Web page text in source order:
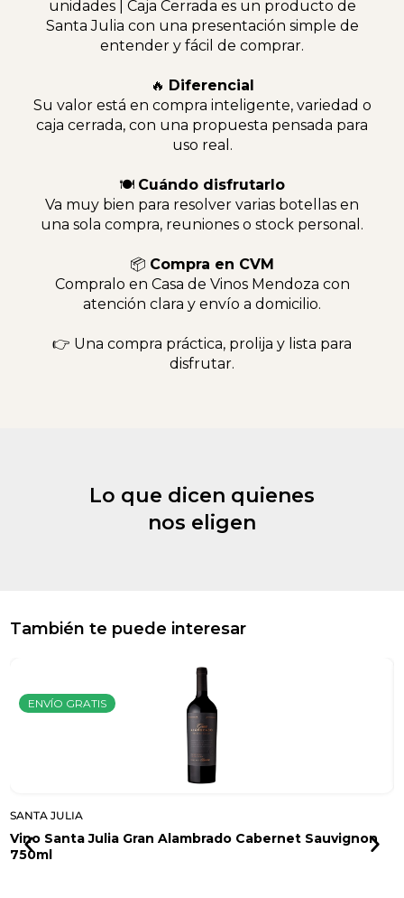
unidades | Caja Cerrada es un producto de
Santa Julia con una presentación simple de
entender y fácil de comprar.
🔥 Diferencial
Su valor está en compra inteligente, variedad o
caja cerrada, con una propuesta pensada para
uso real.
🍽 Cuándo disfrutarlo
Va muy bien para resolver varias botellas en
una sola compra, reuniones o stock personal.
📦 Compra en CVM
Compralo en Casa de Vinos Mendoza con
atención clara y envío a domicilio.
👉 Una compra práctica, prolija y lista para
disfrutar.
Lo que dicen quienes
nos eligen
También te puede interesar
ENVÍO GRATIS
SANTA JULIA
Vino Santa Julia Gran Alambrado Cabernet Sauvignon
750ml